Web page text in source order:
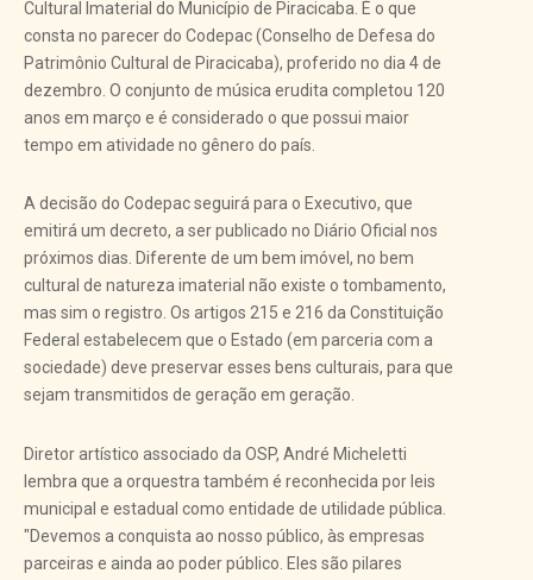
Cultural Imaterial do Município de Piracicaba. É o que
consta no parecer do Codepac (Conselho de Defesa do
Patrimônio Cultural de Piracicaba), proferido no dia 4 de
dezembro. O conjunto de música erudita completou 120
anos em março e é considerado o que possui maior
tempo em atividade no gênero do país.
A decisão do Codepac seguirá para o Executivo, que
emitirá um decreto, a ser publicado no Diário Oficial nos
próximos dias. Diferente de um bem imóvel, no bem
cultural de natureza imaterial não existe o tombamento,
mas sim o registro. Os artigos 215 e 216 da Constituição
Federal estabelecem que o Estado (em parceria com a
sociedade) deve preservar esses bens culturais, para que
sejam transmitidos de geração em geração.
Diretor artístico associado da OSP, André Micheletti
lembra que a orquestra também é reconhecida por leis
municipal e estadual como entidade de utilidade pública.
"Devemos a conquista ao nosso público, às empresas
parceiras e ainda ao poder público. Eles são pilares